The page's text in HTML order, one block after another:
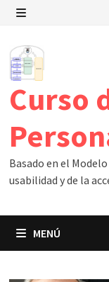
Saltar
contenido
Curso
Basado en el
usabilidad y de la
MENÚ